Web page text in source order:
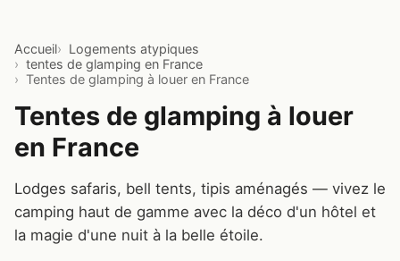
Accueil
Logements atypiques
tentes de glamping en France
Tentes de glamping à louer en France
Tentes de glamping à louer
en France
Lodges safaris, bell tents, tipis aménagés — vivez le
camping haut de gamme avec la déco d'un hôtel et
la magie d'une nuit à la belle étoile.